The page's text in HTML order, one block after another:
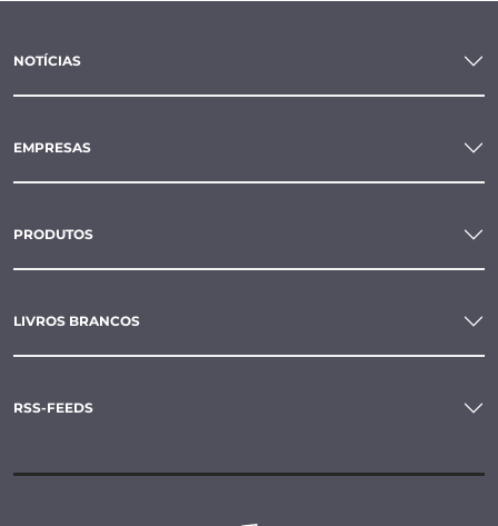
NOTÍCIAS
EMPRESAS
PRODUTOS
LIVROS BRANCOS
RSS-FEEDS